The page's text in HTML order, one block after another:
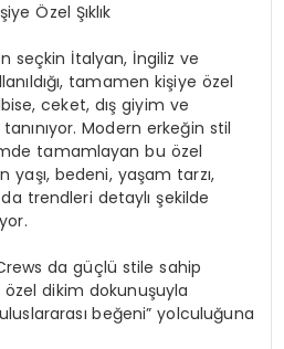
Özel Şıklık
seçkin İtalyan, İngiliz ve
tamamen kişiye özel
ceket, dış giyim ve
Modern erkeğin stil
tamamlayan bu özel
yaşı, bedeni, yaşam tarzı,
trendleri detaylı şekilde
da güçlü stile sahip
özel dikim dokunuşuyla
beğeni” yolculuğuna